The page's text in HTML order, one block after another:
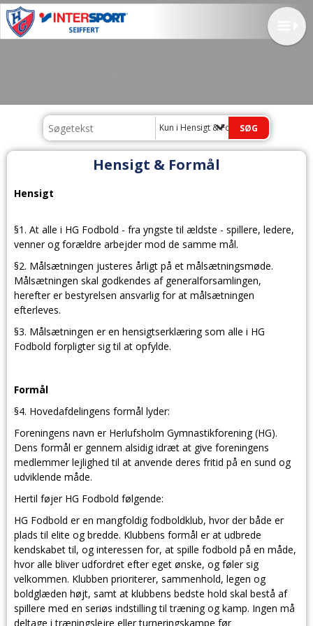
Kun i Hensigt & Formål
Hensigt & Formål
Hensigt
§1. At alle i HG Fodbold - fra yngste til ældste - spillere, ledere,
venner og forældre arbejder mod de samme mål.
§2. Målsætningen justeres årligt på et målsætningsmøde.
Målsætningen skal godkendes af generalforsamlingen,
herefter er bestyrelsen ansvarlig for at målsætningen
efterleves.
§3. Målsætningen er en hensigtserklæring som alle i HG
Fodbold forpligter sig til at opfylde.
Formål
§4. Hovedafdelingens formål lyder:
Foreningens navn er Herlufsholm Gymnastikforening (HG).
Dens formål er gennem alsidig idræt at give foreningens
medlemmer lejlighed til at anvende deres fritid på en sund og
udviklende måde.
Hertil føjer HG Fodbold følgende:
HG Fodbold er en mangfoldig fodboldklub, hvor der både er
plads til elite og bredde. Klubbens formål er at udbrede
kendskabet til, og interessen for, at spille fodbold på en måde,
hvor alle bliver udfordret efter eget ønske, og føler sig
velkommen. Klubben prioriterer, sammenhold, legen og
boldglæden højt, samt at klubbens bedste hold skal bestå af
spillere med en seriøs indstilling til træning og kamp. Ingen må
deltage i træningslejre eller turneringskampe før